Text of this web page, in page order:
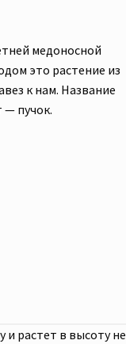
медоносной
это растение из
к нам. Название
— пучок.
растет в высоту не